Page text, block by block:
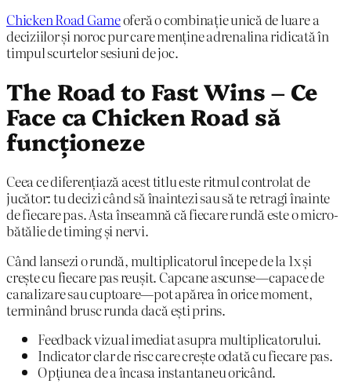
Chicken Road Gameoferă o combinație unică de luare a
deciziilor și noroc pur care menține adrenalina ridicată în
timpul scurtelor sesiuni de joc.
The Road to Fast Wins – Ce
Face ca Chicken Road să
funcționeze
Ceea ce diferențiază acest titlu este ritmul controlat de
jucător: tu decizi când să înaintezi sau să te retragi înainte
de fiecare pas. Asta înseamnă că fiecare rundă este o micro-
bătălie de timing și nervi.
Când lansezi o rundă, multiplicatorul începe de la 1x și
crește cu fiecare pas reușit. Capcane ascunse—capace de
canalizare sau cuptoare—pot apărea în orice moment,
terminând brusc runda dacă ești prins.
Feedback vizual imediat asupra multiplicatorului.
Indicator clar de risc care crește odată cu fiecare pas.
Opțiunea de a încasa instantaneu oricând.